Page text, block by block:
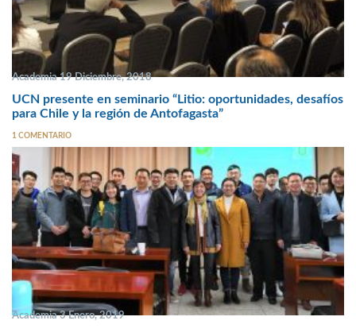
Academia 19 Diciembre, 2018
UCN presente en seminario “Litio: oportunidades, desafíos
para Chile y la región de Antofagasta”
1 COMENTARIO
Academia 3 Enero, 2019